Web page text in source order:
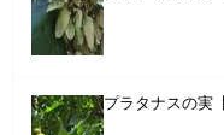
プラタナスの実